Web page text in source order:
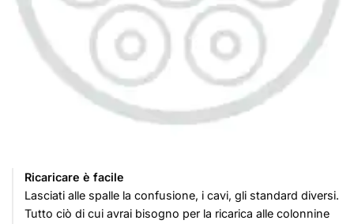
Ricaricare è facile
Lasciati alle spalle la confusione, i cavi, gli standard diversi.
Tutto ciò di cui avrai bisogno per la ricarica alle colonnine